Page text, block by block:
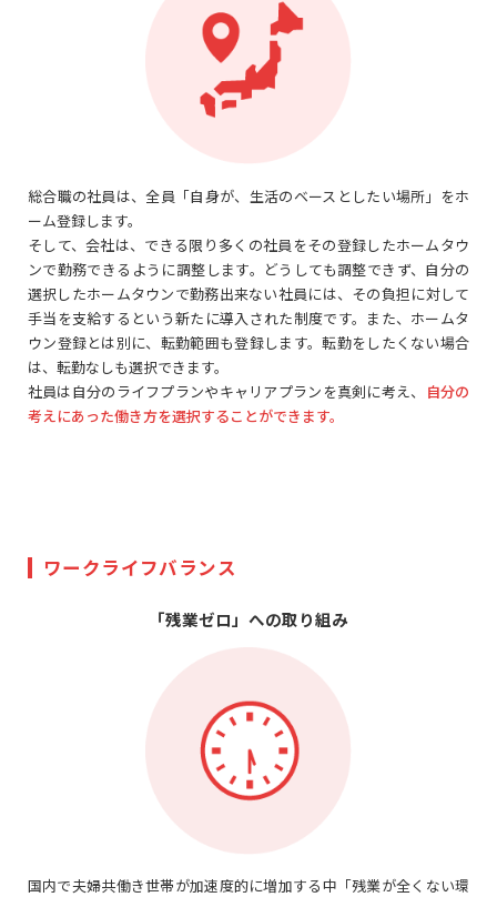
総合職の社員は、全員「自身が、生活のベースとしたい場所」をホ
ーム登録します。
そして、会社は、できる限り多くの社員をその登録したホームタウ
ンで勤務できるように調整します。どうしても調整できず、自分の
選択したホームタウンで勤務出来ない社員には、その負担に対して
手当を支給するという新たに導入された制度です。また、ホームタ
ウン登録とは別に、転勤範囲も登録します。転勤をしたくない場合
は、転勤なしも選択できます。
社員は自分のライフプランやキャリアプランを真剣に考え、 自分の
考えにあった働き方を選択することができます。
ワークライフバランス
「残業ゼロ」への取り組み
国内で夫婦共働き世帯が加速度的に増加する中「残業が全くない環